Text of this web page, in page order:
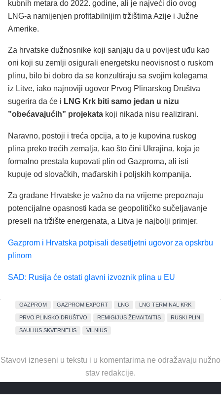
kubnih metara do 2022. godine, ali je najveći dio ovog
LNG-a namijenjen profitabilnijim tržištima Azije i Južne
Amerike.
Za hrvatske dužnosnike koji sanjaju da u povijest uđu kao
oni koji su zemlji osigurali energetsku neovisnost o ruskom
plinu, bilo bi dobro da se konzultiraju sa svojim kolegama
iz Litve, iako najnoviji ugovor Prvog Plinarskog Društva
sugerira da će i LNG Krk biti samo jedan u nizu
”obećavajućih” projekata koji nikada nisu realizirani.
Naravno, postoji i treća opcija, a to je kupovina ruskog
plina preko trećih zemalja, kao što čini Ukrajina, koja je
formalno prestala kupovati plin od Gazproma, ali isti
kupuje od slovačkih, mađarskih i poljskih kompanija.
Za građane Hrvatske je važno da na vrijeme prepoznaju
potencijalne opasnosti kada se geopolitičko sučeljavanje
preseli na tržište energenata, a Litva je najbolji primjer.
Gazprom i Hrvatska potpisali desetljetni ugovor za opskrbu
plinom
SAD: Rusija će ostati glavni izvoznik plina u EU
GAZPROM GAZPROM EXPORT LNG LNG TERMINAL KRK
PRVO PLINSKO DRUŠTVO REMIGIJUS ŽEMAITAITIS RUSKI PLIN
SAULIUS SKVERNELIS VILNIUS
Stavovi izneseni u tekstu i u komentarima ne odražavaju nužno
stav redakcije.